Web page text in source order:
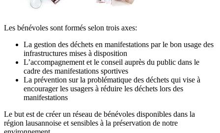
Les bénévoles sont formés selon trois axes:
La gestion des déchets en manifestations par le bon usage des
infrastructures mises à disposition
L’accompagnement et le conseil auprès du public dans le
cadre des manifestations sportives
La prévention sur la problématique des déchets qui vise à
encourager les usagers à réduire les déchets lors des
manifestations
Le but est de créer un réseau de bénévoles disponibles dans la
région lausannoise et sensibles à la préservation de notre